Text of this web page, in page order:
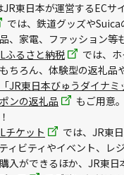
JR東日本が運営するECサ
では、鉄道グッズや
、家電、ファッション等
ふるさと納税
では、
ちろん、体験型の返礼品
JR東日本びゅうダイナミ
ンの返礼品
もご用意
チケット
では、JR東
ィビティやイベント、レ
入ができるほか、JR東